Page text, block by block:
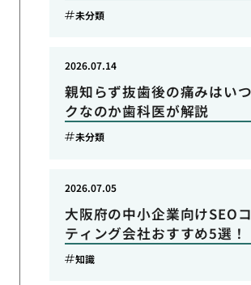
未分類
親知らず抜歯後の痛みはい
クなのか歯科医が解説
2026.07.14
未分類
大阪府の中小企業向けSEO
ティング会社おすすめ5選！
2026.07.05
知識